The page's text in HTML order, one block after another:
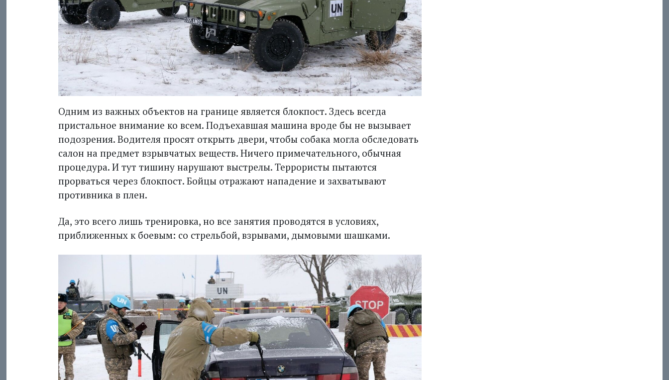
Одним из важных объектов на границе является блокпост. Здесь всегда
пристальное внимание ко всем. Подъехавшая машина вроде бы не вызывает
подозрения. Водителя просят открыть двери, чтобы собака могла обследовать
салон на предмет взрывчатых веществ. Ничего примечательного, обычная
процедура. И тут тишину нарушают выстрелы. Террористы пытаются
прорваться через блокпост. Бойцы отражают нападение и захватывают
противника в плен.
Да, это всего лишь тренировка, но все занятия проводятся в условиях,
приближенных к боевым: со стрельбой, взрывами, дымовыми шашками.